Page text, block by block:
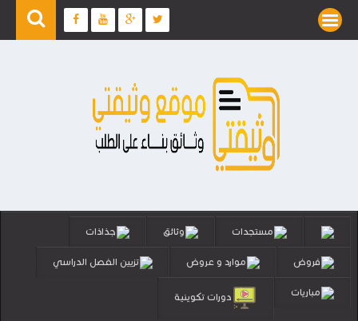
مستجدات وثائق جذاذات
فروض موارد و عروض تزيين الفصل الدراسي
مباريات دورات تكوينية